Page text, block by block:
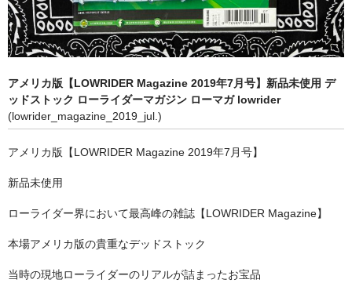
ヘッドギア
シューズ
ORIGINAL
STILL 90’s
Chicano Life
Brown Pride
アメリカ版【LOWRIDER Magazine 2019年7月号】新品未使用 デ
ッドストック ローライダーマガジン ローマガ lowrider
(lowrider_magazine_2019_jul.)
アメリカ版【LOWRIDER Magazine 2019年7月号】
新品未使用
ローライダー界において最高峰の雑誌【LOWRIDER Magazine】
本場アメリカ版の貴重なデッドストック
当時の現地ローライダーのリアルが詰まったお宝品